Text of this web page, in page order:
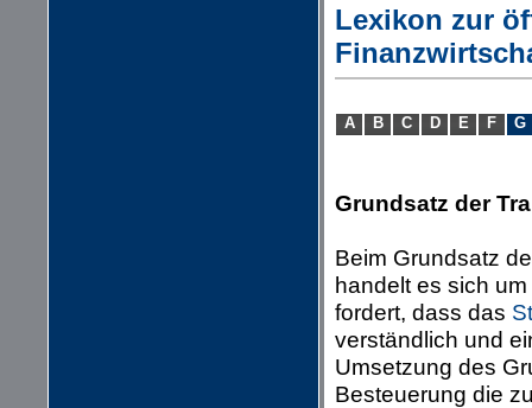
Lexikon zur
A B C D E F G
Grundsatz der
Beim Grundsatz
handelt es sich
fordert, dass das
verständlich und
Umsetzung des
Besteuerung die